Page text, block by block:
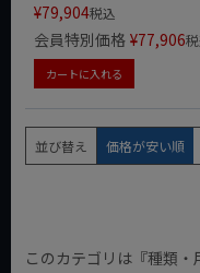
¥79,904税込
会員特別価格 ¥77,906
カートに入れる
並び替え 価格が安い順
このカテゴリは『種類・